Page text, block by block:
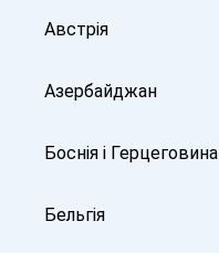
Австрія
Азербайджан
Боснія і Герцеговина
Бельгія